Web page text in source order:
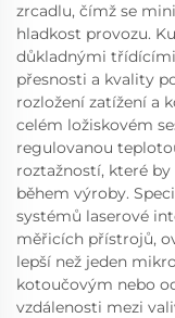
zrcadlu, čímž se
hladkost provozu.
důkladnými
přesnosti a kvality
rozložení zatížení a
celém ložiskovém
regulovanou
roztažností, které
během výroby.
systémů laserové
měřicích přístrojů,
lepší než jeden
kotoučovým nebo
vzdálenosti mezi